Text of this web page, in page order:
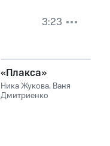
3:23
«Плакса»
Ника Жукова, Ваня
Дмитриенко